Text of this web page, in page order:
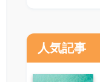
人気記事